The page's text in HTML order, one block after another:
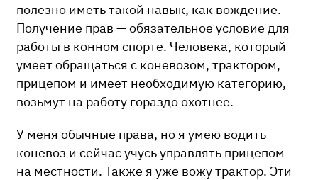
полезно иметь такой навык, как вождение.
Получение прав — обязательное условие для
работы в конном спорте. Человека, который
умеет обращаться с коневозом, трактором,
прицепом и имеет необходимую категорию,
возьмут на работу гораздо охотнее.
У меня обычные права, но я умею водить
коневоз и сейчас учусь управлять прицепом
на местности. Также я уже вожу трактор. Эти